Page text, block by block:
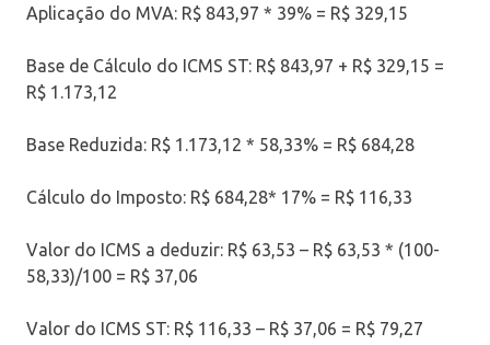
Aplicação do MVA: R$ 843,97 * 39% = R$ 329,15
Base de Cálculo do ICMS ST: R$ 843,97 + R$ 329,15 =
R$ 1.173,12
Base Reduzida: R$ 1.173,12 * 58,33% = R$ 684,28
Cálculo do Imposto: R$ 684,28* 17% = R$ 116,33
Valor do ICMS a deduzir: R$ 63,53 – R$ 63,53 * (100-
58,33)/100 = R$ 37,06
Valor do ICMS ST: R$ 116,33 – R$ 37,06 = R$ 79,27